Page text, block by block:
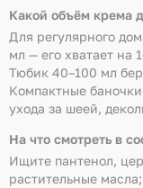
Какой объём крема
Для регулярного
мл — его хватает на
Тюбик 40–100 мл
Компактные баночки
ухода за шеей,
На что смотреть в
Ищите пантенол,
растительные